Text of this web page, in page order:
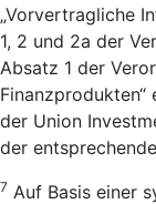
„Vorvertragliche
1, 2 und 2a der
Absatz 1 der
der Union
der
7 Auf Basis einer